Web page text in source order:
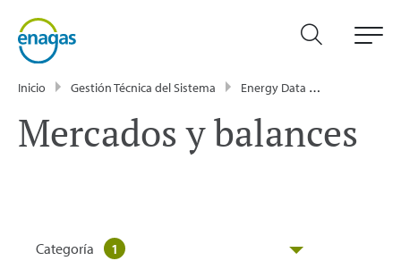
Inicio Gestión Técnica del Sistema Energy Data
Mercados y balances
Categoría 1